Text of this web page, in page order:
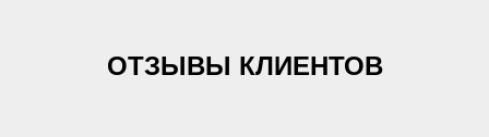
ОТЗЫВЫ КЛИЕНТОВ